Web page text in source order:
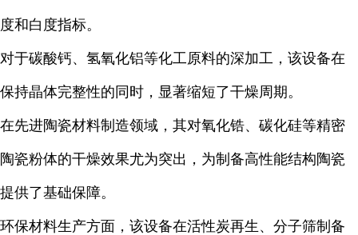
度和白度指标。
对于碳酸钙、氢氧化铝等化工原料的深加工，该设备在
保持晶体完整性的同时，显著缩短了干燥周期。
在先进陶瓷材料制造领域，其对氧化锆、碳化硅等精密
陶瓷粉体的干燥效果尤为突出，为制备高性能结构陶瓷
提供了基础保障。
环保材料生产方面，该设备在活性炭再生、分子筛制备